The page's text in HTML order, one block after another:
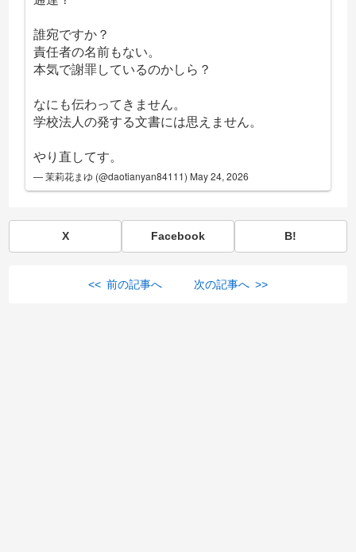
誰宛ですか？
責任者の名前もない。
本気で謝罪しているのかしら？
なにも伝わってきません。
学校法人の発する文書には思えません。
やり直してす。
— 茉莉花まゆ (@daotianyan84111) May 24, 2026
X Facebook B!
<< 前の記事へ 次の記事へ >>